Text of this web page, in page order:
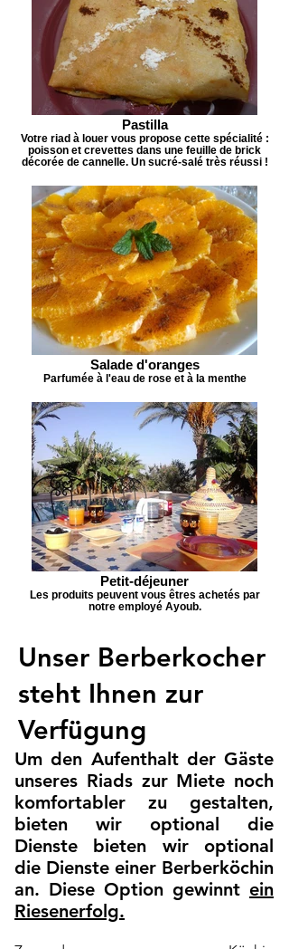
Pastilla
Votre riad à louer vous propose cette spécialité :
poisson et crevettes dans une feuille de brick
décorée de cannelle. Un sucré-salé très réussi !
Salade d'oranges
Parfumée à l'eau de rose et à la menthe
Petit-déjeuner
Les produits peuvent vous êtres achetés par
notre employé Ayoub.
Unser Berberkocher
steht Ihnen zur
Verfügung
Um den Aufenthalt der Gäste
unseres Riads zur Miete noch
komfortabler zu gestalten,
bieten wir optional die
Dienste bieten wir optional
die Dienste einer Berberköchin
an. Diese Option gewinnt ein
Riesenerfolg.